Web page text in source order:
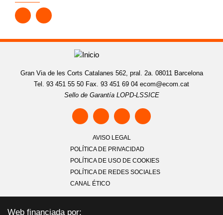
Gran Via de les Corts Catalanes 562, pral. 2a. 08011 Barcelona
Tel. 93 451 55 50 Fax. 93 451 69 04 ecom@ecom.cat
Sello de Garantía LOPD-LSSICE
AVISO LEGAL
POLÍTICA DE PRIVACIDAD
POLÍTICA DE USO DE COOKIES
POLÍTICA DE REDES SOCIALES
CANAL ÉTICO
Web financiada por: